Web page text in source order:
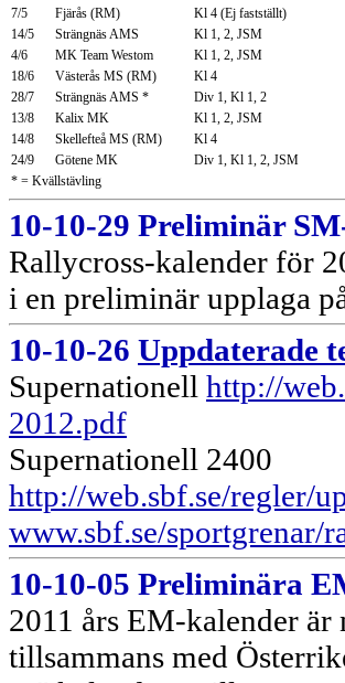
7/5 Fjärås (RM)
Kl 4 (Ej fastställt)
14/5
Strängnäs AMS
Kl 1, 2, JSM
4/6
MK Team Westom
Kl 1, 2, JSM
18/6
Västerås MS (RM)
Kl 4
28/7
Strängnäs AMS *
Div 1, Kl 1, 2
13/8
Kalix MK
Kl 1, 2, JSM
14/8
Skellefteå MS (RM)
Kl 4
24/9
Götene MK
Div 1, Kl 1, 2, JSM
* = Kvällstävling
10-10-29 Preliminär
Rallycross-kalender för
i en preliminär upplaga
10-10-26 Uppdaterade
Supernationell http://
2012.pdf
Supernationell 2400
http://web.sbf.se/regler/
www.sbf.se/sportgrenar/
10-10-05 Preliminära
2011 års EM-kalender
tillsammans med